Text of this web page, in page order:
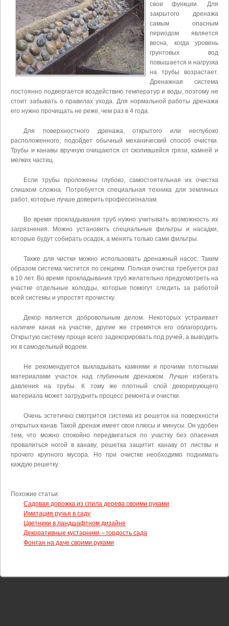
свои функции. Для
закрытого дренажа
самым опасным
периодом является
весна, когда уровень
грунтовых вод
повышается и нагрузка
на трубы возрастает.
Дренажная система
постоянно подвергается воздействию температур и воды, поэтому не
стоит забывать о правилах ухода. Для нормальной работы дренажа
его нужно прочищать не реже, чем раз в 4 года.
Для поверхностного дренажа, открытого или неглубоко
расположенного, подойдет обычный механический способ очистки.
Трубы и канавы вручную очищаются от скопившейся грязи, камней и
мелких частиц.
Если трубы проложены глубоко, самостоятельная их очистка
слишком сложна. Потребуется специальная техника для земляных
работ, которые лучше доверить профессионалам.
Во время прокладывания труб нужно учитывать возможность их
загрязнения. Можно установить специальные фильтры и насадки,
которые будут собирать осадок, а менять только сами фильтры.
Также для чистки можно использовать дренажный насос. Таким
образом система чистится по секциям. Полная очистка требуется раз
в 10 лет. Во время прокладывания труб желательно предусмотреть на
участке отдельные колодцы, которые помогут следить за работой
всей системы и упростят прочистку.
Декор является добровольным делом. Некоторых устраивает
наличие канав на участке, другие же стремятся его облагородить.
Открытую систему проще всего задекорировать под ручей, а выводить
их в самодельный водоем.
Не рекомендуется выкладывать камнями и прочими плотными
материалами участок над глубинным дренажом. Лучше избегать
давления на трубы. К тому же плотный слой декорирующего
материала может затруднить процесс ремонта и очистки.
Очень эстетично смотрится система из решеток на поверхности
открытых канав. Такой дренаж имеет свои плюсы и минусы. Он удобен
тем, что можно спокойно передвигаться по участку без опасения
провалиться ногой в канаву, решетка защитит канаву от листвы и
прочего крупного мусора. Но при очистке необходимо поднимать
каждую решетку.
Похожие статьи:
Садовая дорожка из спила дерева своими руками
Имитация ручья в саду
Цветники в ландшафтном дизайне
Декоративные кустарники – гордость сада
Фонтан на даче своими руками